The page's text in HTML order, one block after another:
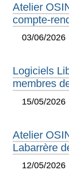
Atelier
compte-
03/06/2026
Logiciels
membres
15/05/2026
Atelier
Labarrère
12/05/2026